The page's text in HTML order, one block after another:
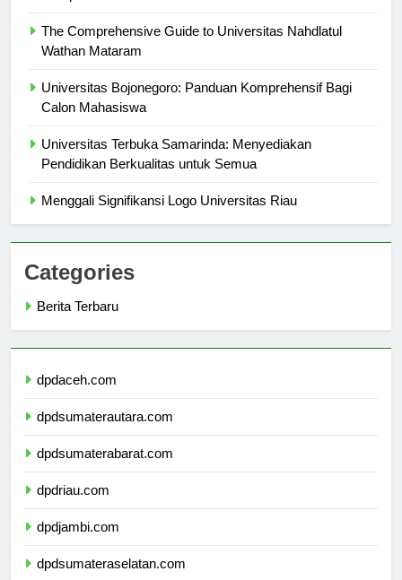
The Comprehensive Guide to Universitas Nahdlatul
Universitas Bojonegoro: Panduan Komprehensif Bagi
Universitas Terbuka Samarinda: Menyediakan
Categories